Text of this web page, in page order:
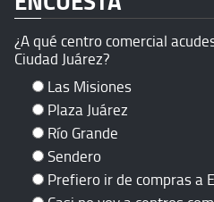
¿A qué centro comercial
Ciudad Juárez?
Las Misiones
Plaza Juárez
Río Grande
Sendero
Prefiero ir de compras a